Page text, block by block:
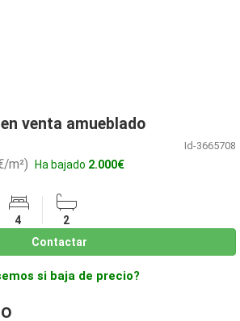
venta amueblado
Id-3665708
m²) Ha bajado 2.000€
4
2
Contactar
si baja de precio?